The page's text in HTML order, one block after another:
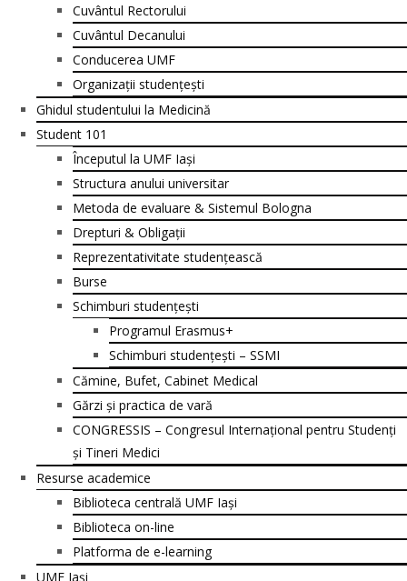
Cuvântul Rectorului
Cuvântul Decanului
Conducerea UMF
Organizații studențești
Ghidul studentului la Medicină
Student 101
Începutul la UMF Iași
Structura anului universitar
Metoda de evaluare & Sistemul Bologna
Drepturi & Obligații
Reprezentativitate studențească
Burse
Schimburi studențești
Programul Erasmus+
Schimburi studențești – SSMI
Cămine, Bufet, Cabinet Medical
Gărzi și practica de vară
CONGRESSIS – Congresul Internațional pentru Studenți
și Tineri Medici
Resurse academice
Biblioteca centrală UMF Iași
Biblioteca on-line
Platforma de e-learning
UMF Iași